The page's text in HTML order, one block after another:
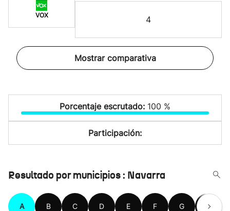
VOX 4
Mostrar comparativa
Porcentaje escrutado: 100 %
Participación:
Resultado por municipios : Navarra
A B C D E F G H